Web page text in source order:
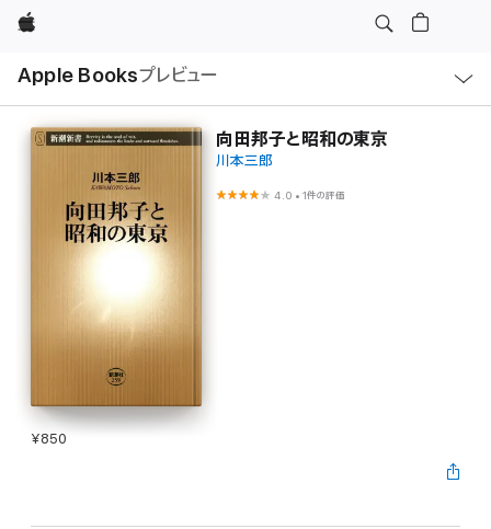
Apple
Apple Booksプレビュー
ル
向田邦子と昭和の東京
川本三郎
4.0 •1件の評価
¥850